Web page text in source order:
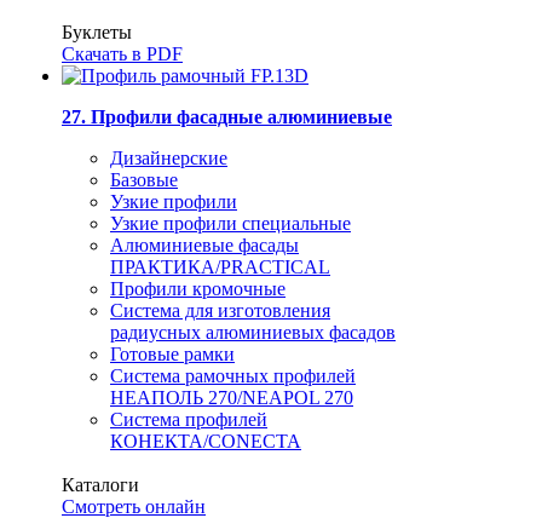
Буклеты
Скачать в PDF
27. Профили фасадные алюминиевые
Дизайнерские
Базовые
Узкие профили
Узкие профили специальные
Алюминиевые фасады
ПРАКТИКА/PRACTICAL
Профили кромочные
Система для изготовления
радиусных алюминиевых фасадов
Готовые рамки
Система рамочных профилей
НЕАПОЛЬ 270/NEAPOL 270
Система профилей
КОНЕКТА/CONECTA
Каталоги
Смотреть онлайн